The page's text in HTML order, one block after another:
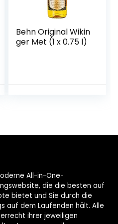
Behn Original Wikin
ger Met (1 x 0.75 l)
All-in-One-
die die besten auf
bietet und Sie durch die
auf dem Laufenden hält. Alle
ihrer jeweiligen